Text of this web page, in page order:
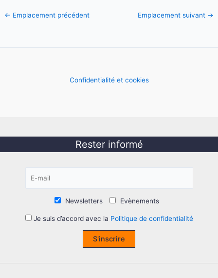
← Emplacement précédent Emplacement suivant →
Confidentialité et cookies
Rester informé
Newsletters Evènements
Je suis d’accord avec la Politique de confidentialité
S'inscrire